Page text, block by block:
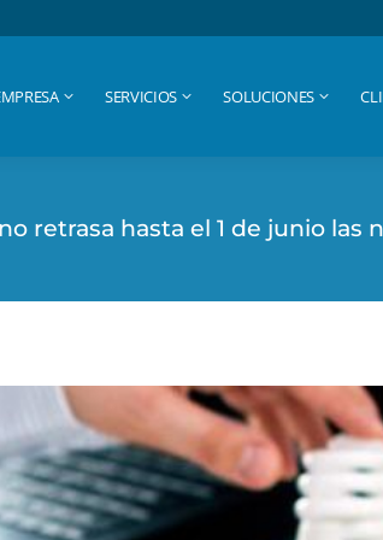
SERVICIOS SOLUCIONES
retrasa hasta el 1 de junio las